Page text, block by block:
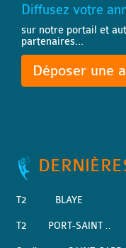
Diffusez votre
sur notre portail et
partenaires...
Déposer une
T2 BLAYE
T2 PORT-SAINT ..